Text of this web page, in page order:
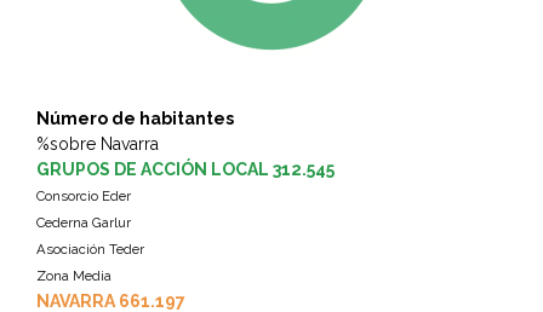
Número de habitantes
%sobre Navarra
GRUPOS DE ACCIÓN LOCAL 312.545
Consorcio Eder
Cederna Garlur
Asociación Teder
Zona Media
NAVARRA 661.197